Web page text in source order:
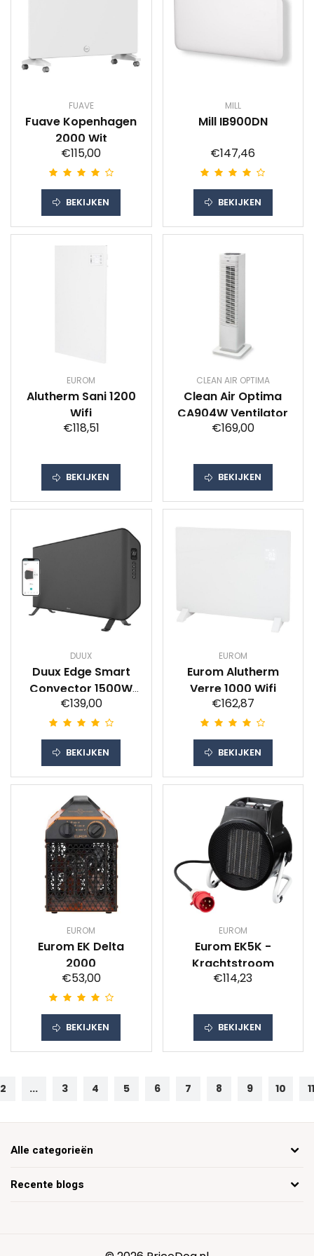
FUAVE
Fuave Kopenhagen
2000 Wit
€115,00
BEKIJKEN
MILL
Mill IB900DN
€147,46
BEKIJKEN
EUROM
Alutherm Sani 1200
Wifi
€118,51
BEKIJKEN
CLEAN AIR OPTIMA
Clean Air Optima
CA904W Ventilator
€169,00
BEKIJKEN
DUUX
Duux Edge Smart
Convector 1500W
Grijs
€139,00
BEKIJKEN
EUROM
Eurom Alutherm
Verre 1000 Wifi
€162,87
BEKIJKEN
EUROM
Eurom EK Delta
2000
€53,00
BEKIJKEN
EUROM
Eurom EK5K -
Krachtstroom
€114,23
BEKIJKEN
2 ... 3 4 5 6 7 8 9 10 11
Recente blogs
Alle categorieën